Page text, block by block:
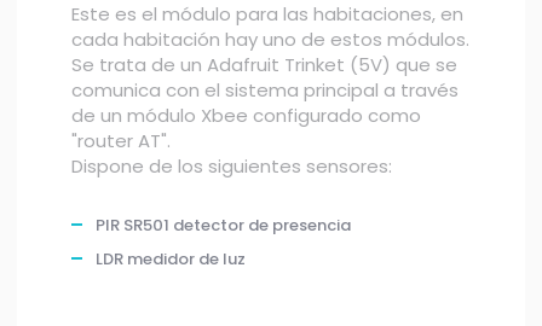
Este es el módulo para las habitaciones, en
cada habitación hay uno de estos módulos.
Se trata de un Adafruit Trinket (5V) que se
comunica con el sistema principal a través
de un módulo Xbee configurado como
"router AT".
Dispone de los siguientes sensores:
PIR SR501 detector de presencia
LDR medidor de luz